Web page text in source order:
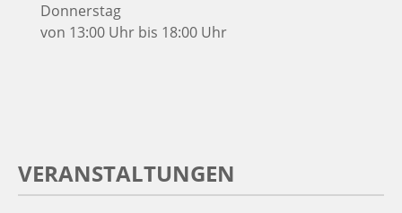
Donnerstag
von 13:00 Uhr bis 18:00 Uhr
VERANSTALTUNGEN